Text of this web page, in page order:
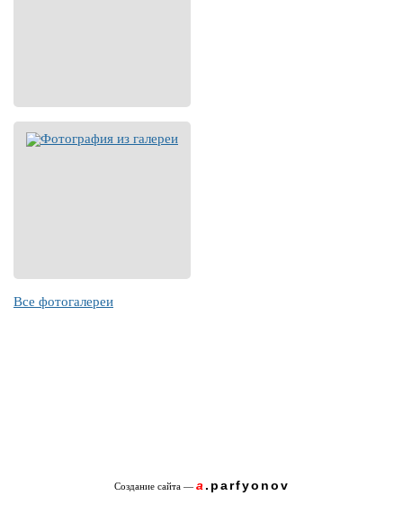
Все фотогалереи
Создание сайта— a .parfyonov